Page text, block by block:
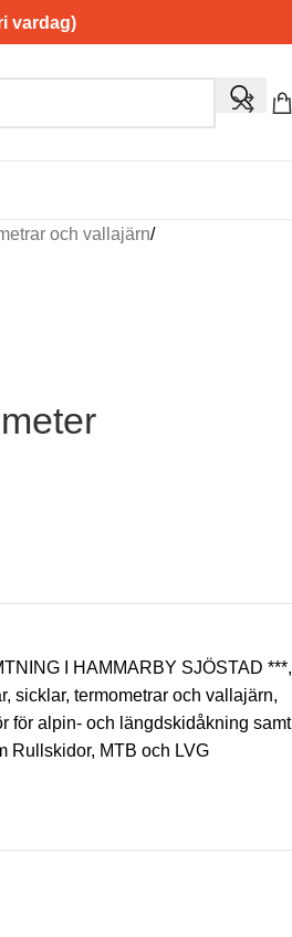
vardag)
och vallajärn/
I HAMMARBY SJÖSTAD ***,
sicklar, termometrar och vallajärn,
för alpin- och längdskidåkning samt
Rullskidor, MTB och LVG